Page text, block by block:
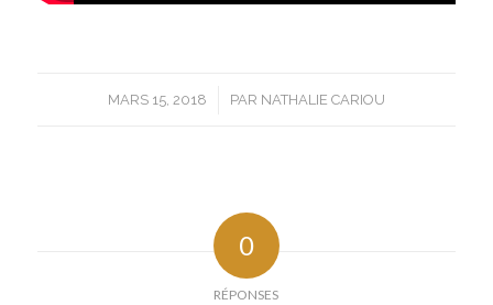
MARS 15, 2018
/ PAR NATHALIE CARIOU
0
RÉPONSES